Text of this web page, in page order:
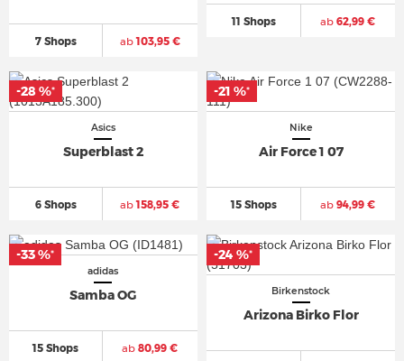
7 Shops ab103,95 €
11 Shops ab 62,99 €
Asics
Superblast 2
6 Shops ab158,95 €
-28 %*
Nike
Air Force 1 07
15 Shops ab 94,99 €
-21 %*
adidas
Samba OG
15 Shops ab 80,99 €
-33 %*
Birkenstock
Arizona Birko Flor
-24 %*